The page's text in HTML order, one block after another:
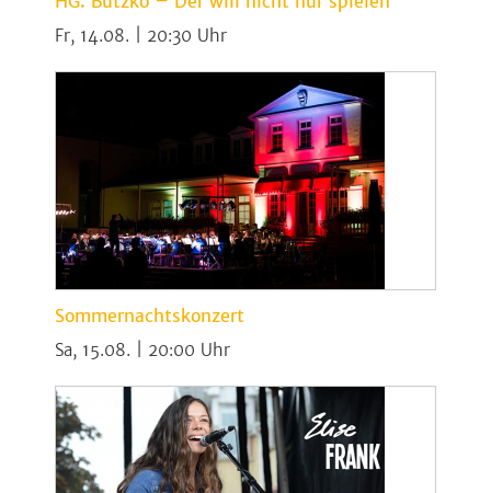
Fr, 14.08. | 20:30
Sommernachtskonzert
Sa, 15.08. | 20:00